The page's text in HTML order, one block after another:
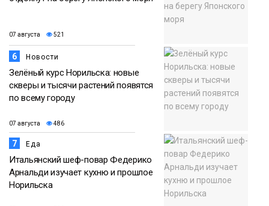
07 августа 521
6 Новости
Зелёный курс Норильска: новые
скверы и тысячи растений появятся
по всему городу
07 августа 486
7 Еда
Итальянский шеф-повар Федерико
Арнальди изучает кухню и прошлое
Норильска